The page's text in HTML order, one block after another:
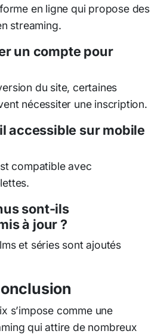
en ligne qui propose des
streaming.
un compte pour
du site, certaines
nécessiter une inscription.
accessible sur mobile
compatible avec
sont-ils
à jour ?
et séries sont ajoutés
s’impose comme une
qui attire de nombreux